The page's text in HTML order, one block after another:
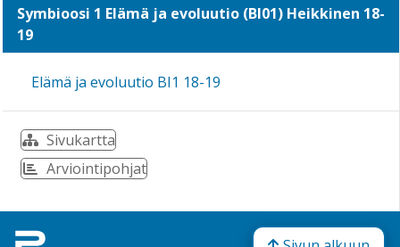
Symbioosi 1 Elämä ja evoluutio (BI01) Heikkinen 18-
19
Elämä ja evoluutio BI1 18-19
Sivukartta
Arviointipohjat